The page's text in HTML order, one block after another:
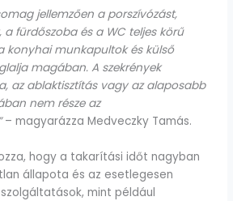
jellemzően a porszívózást,
fürdőszoba és a WC teljes körű
konyhai munkapultok és külső
magában. A szekrények
az ablaktisztítás vagy az alaposabb
nem része az
– magyarázza Medveczky Tamás.
hogy a takarítási időt nagyban
állapota és az esetlegesen
mint például